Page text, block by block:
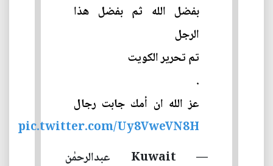
بفضل الله ثم بفضل هذا
الرجل
تم تحرير الكويت
.
عز الله ان أمك جابت رجال
pic.twitter.com/Uy8VweVN8H
— Kuwait عبدالرحمٰن